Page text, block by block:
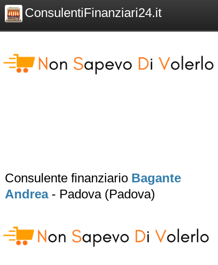
ConsulentiFinanziari24.it
Consulente finanziario Bagante
Andrea- Padova (Padova)